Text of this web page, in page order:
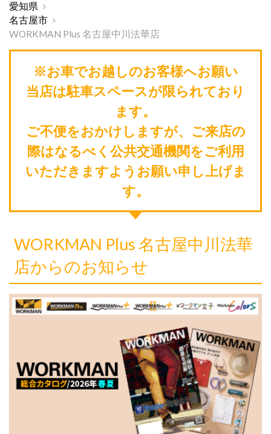
愛知県
名古屋市
WORKMAN Plus 名古屋中川法華店
※お車でお越しのお客様へお願い
当店は駐車スペースが限られており
ます。
ご不便をおかけしますが、ご来店の
際はなるべく公共交通機関をご利用
いただきますようお願い申し上げま
す。
WORKMAN Plus 名古屋中川法華
店からのお知らせ